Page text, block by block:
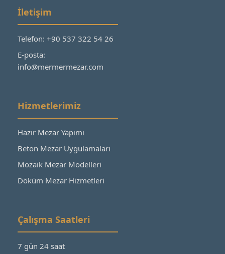
İletişim
Telefon: +90 537 322 54 26
E-posta:
info@mermermezar.com
Hizmetlerimiz
Hazır Mezar Yapımı
Beton Mezar Uygulamaları
Mozaik Mezar Modelleri
Döküm Mezar Hizmetleri
Çalışma Saatleri
7 gün 24 saat